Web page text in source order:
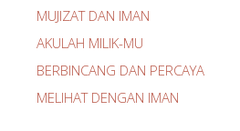
MUJIZAT DAN IMAN
AKULAH MILIK-MU
BERBINCANG DAN PERCAYA
MELIHAT DENGAN IMAN